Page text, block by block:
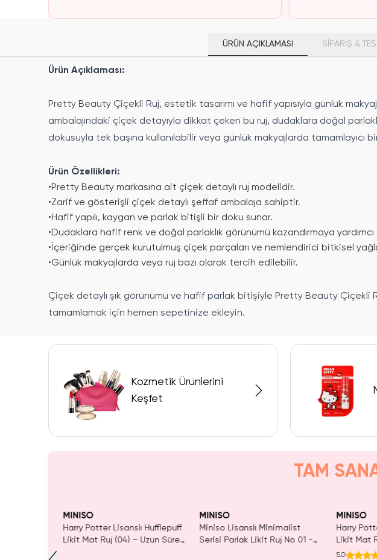
ÜRÜN AÇIKLAMASI SİPARİŞ &
Ürün Açıklaması:
Pretty Beauty Çiçekli Ruj, estetik tasarımı ve hafif yapısıyla günlük
ambalajındaki çiçek detayıyla dikkat çeken bu ruj, dudaklara doğal
dokusuyla tek başına kullanılabilir veya günlük makyajlarda tamamlayıcı
Ürün Özellikleri:
•Pretty Beauty markasına ait çiçek detaylı ruj modelidir.
•Zarif ve gösterişli çiçek detaylı şeffaf ambalaja sahiptir.
•Hafif yapılı, kaygan ve parlak bitişli bir doku sunar.
•Dudaklara hafif renk ve doğal parlaklık görünümü kazandırmaya yardımcı
• İçeriğinde gerçek kurutulmuş çiçek parçaları ve nemlendirici bitkisel
•Günlük makyajlarda veya ruj bazı olarak tercih edilebilir.
Çiçek detaylı şık görünümü ve hafif parlak bitişiyle Pretty Beauty Çiçekli
tamamlamak için hemen sepetinize ekleyin.
Kozmetik Ürünlerini
Keşfet
TAM
MINISO
Harry Potter Lisanslı Hufflepuff
Likit Mat Ruj (04) – Uzun Süre
MINISO
Miniso Lisanslı Minimalist
Serisi Parlak Likit Ruj No 01 -
MINISO
Harry
Likit Mat
Kalıcı ve
5.0